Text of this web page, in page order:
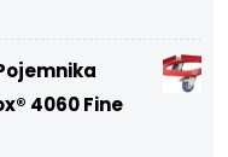
4060 Fine